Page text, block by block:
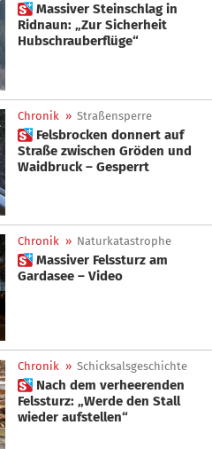
 Massiver Steinschlag in
Ridnaun: „Zur Sicherheit
Hubschrauberflüge“
Chronik » Straßensperre
 Felsbrocken donnert auf
Straße zwischen Gröden und
Waidbruck – Gesperrt
Chronik » Naturkatastrophe
 Massiver Felssturz am
Gardasee – Video
Chronik » Schicksalsgeschichte
 Nach dem verheerenden
Felssturz: „Werde den Stall
wieder aufstellen“